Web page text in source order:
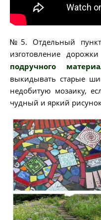
№5. Отдельный пункт
изготовление
подручного
выкидывать старые
недобитую мозаику,
чудный и яркий